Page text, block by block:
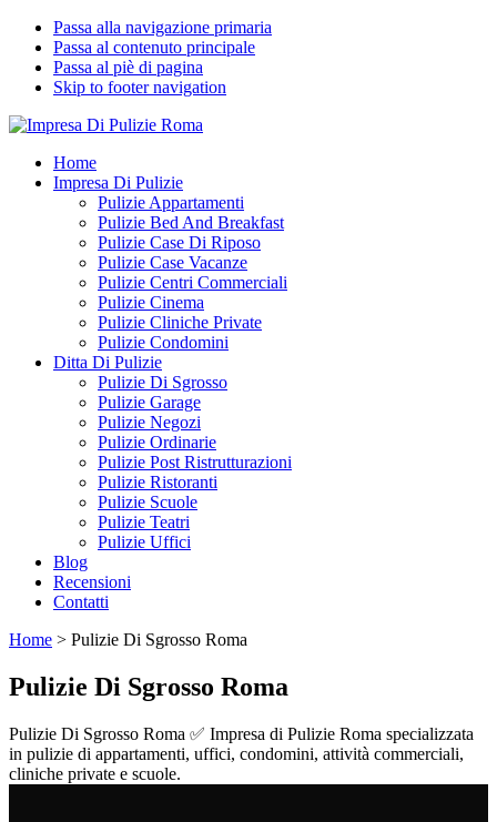
Passa alla navigazione primaria
Passa al contenuto principale
Passa al piè di pagina
Skip to footer navigation
Impresa Di Pulizie Roma
✅ Abitazioni e Attività Commerciali
Home
Impresa Di Pulizie
Pulizie Appartamenti
Pulizie Bed And Breakfast
Pulizie Case Di Riposo
Pulizie Case Vacanze
Pulizie Centri Commerciali
Pulizie Cinema
Pulizie Cliniche Private
Pulizie Condomini
Ditta Di Pulizie
Pulizie Di Sgrosso
Pulizie Garage
Pulizie Negozi
Pulizie Ordinarie
Pulizie Post Ristrutturazioni
Pulizie Ristoranti
Pulizie Scuole
Pulizie Teatri
Pulizie Uffici
Blog
Recensioni
Contatti
Home > Pulizie Di Sgrosso Roma
Pulizie Di Sgrosso Roma
Pulizie Di Sgrosso Roma ✅ Impresa di Pulizie Roma specializzata
in pulizie di appartamenti, uffici, condomini, attività commerciali,
cliniche private e scuole.